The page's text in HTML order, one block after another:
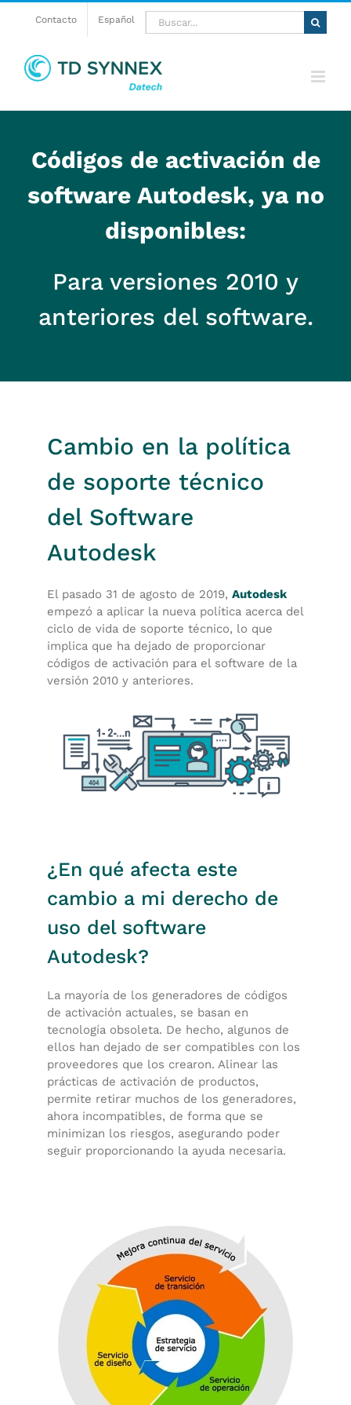
Contacto Español Buscar:
Códigos de activación de
software Autodesk, ya no
disponibles:
Para versiones 2010 y
anteriores del software.
Cambio en la política
de soporte técnico
del Software
Autodesk
El pasado 31 de agosto de 2019, Autodesk
empezó a aplicar la nueva política acerca del
ciclo de vida de soporte técnico, lo que
implica que ha dejado de proporcionar
códigos de activación para el software de la
versión 2010 y anteriores.
¿En qué afecta este
cambio a mi derecho de
uso del software
Autodesk?
La mayoría de los generadores de códigos
de activación actuales, se basan en
tecnología obsoleta. De hecho, algunos de
ellos han dejado de ser compatibles con los
proveedores que los crearon. Alinear las
prácticas de activación de productos,
permite retirar muchos de los generadores,
ahora incompatibles, de forma que se
minimizan los riesgos, asegurando poder
seguir proporcionando la ayuda necesaria.